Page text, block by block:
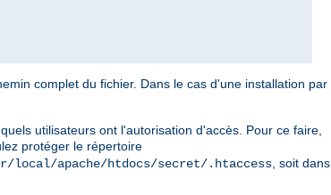
complet du fichier. Dans le cas d'une installation par
utilisateurs ont l'autorisation d'accès. Pour ce faire,
protéger le répertoire
local/apache/htdocs/secret/.htaccess , soit dans